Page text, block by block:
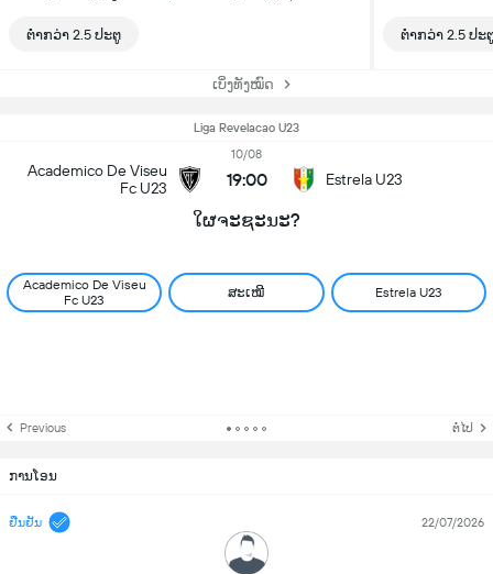
ຕ່ຳກວ່າ 2.5 ປະຕູ ຕ່ຳກວ່າ 2.5 ປະ
ເບິ່ງທັງໝົດ
Liga Revelacao U23
Academico De Viseu
Fc U23
10/08
19:00 Estrela U23
ໃຜຈະຊະນະ?
Academico De Viseu
Fc U23
ສະເໝີ Estrela U23
Previous ຕໍ່ໄປ
ການໂອນ
ຢືນຢັນ 22/07/2026